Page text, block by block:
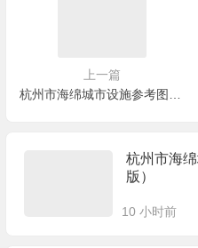
上一篇
杭州市海
版）
10 小时前